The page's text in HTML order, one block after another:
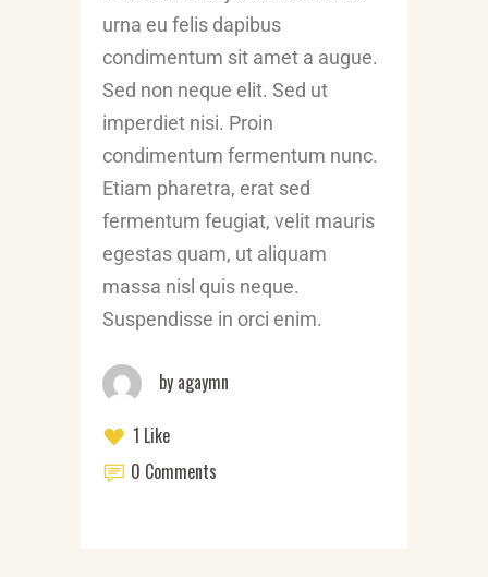
urna eu felis dapibus
condimentum sit amet a augue.
Sed non neque elit. Sed ut
imperdiet nisi. Proin
condimentum fermentum nunc.
Etiam pharetra, erat sed
fermentum feugiat, velit mauris
egestas quam, ut aliquam
massa nisl quis neque.
Suspendisse in orci enim.
by agaymn
1 Like
0 Comments